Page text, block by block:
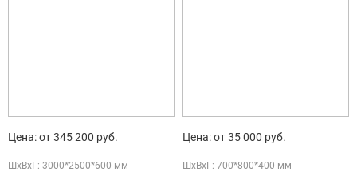
Цена: от 345 200 руб.
ШxВxГ: 3000*2500*600 мм
Цена: от 35 000 руб.
ШxВxГ: 700*800*400 мм